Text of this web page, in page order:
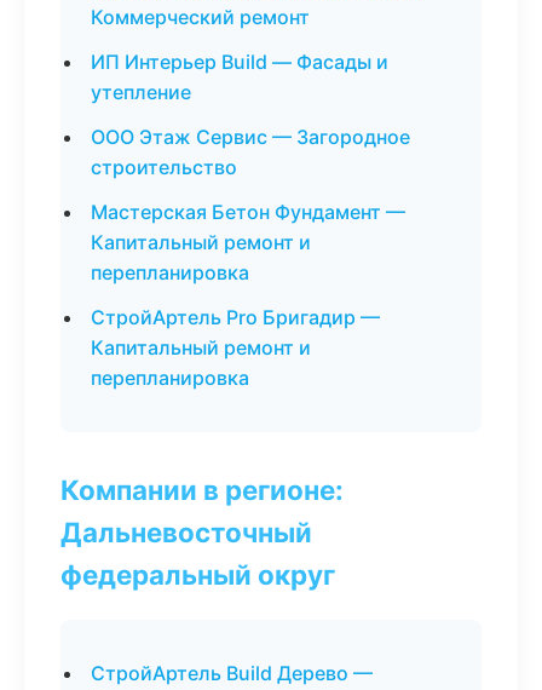
Коммерческий ремонт
ИП Интерьер Build — Фасады и
утепление
ООО Этаж Сервис — Загородное
строительство
Мастерская Бетон Фундамент —
Капитальный ремонт и
перепланировка
СтройАртель Pro Бригадир —
Капитальный ремонт и
перепланировка
Компании в регионе:
Дальневосточный
федеральный округ
СтройАртель Build Дерево —